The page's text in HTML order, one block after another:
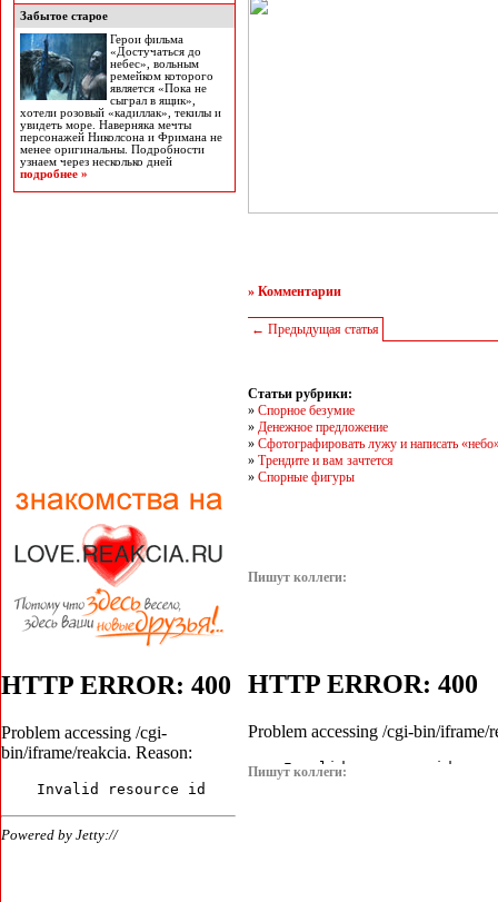
Забытое старое
Герои фильма
«Достучаться до
небес», вольным
ремейком которого
является «Пока не
сыграл в ящик»,
хотели розовый «кадиллак», текилы и
увидеть море. Наверняка мечты
персонажей Николсона и Фримана не
менее оригинальны. Подробности
узнаем через несколько дней
подробнее »
» Комментарии
← Предыдущая статья
Статьи рубрики:
» Спорное безумие
» Денежное предложение
» Сфотографировать лужу и написать
» Трендите и вам зачтется
» Спорные фигуры
Пишут коллеги:
Пишут коллеги: